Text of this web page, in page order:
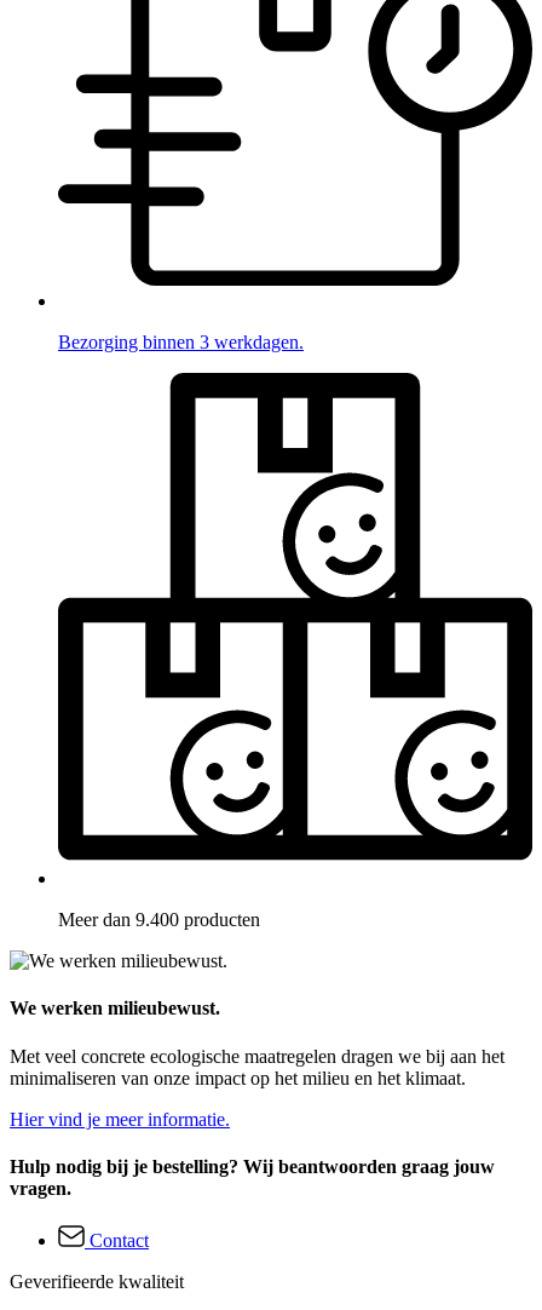
Bezorging binnen 3 werkdagen.
Meer dan 9.400 producten
We werken milieubewust.
Met veel concrete ecologische maatregelen dragen we bij aan het
minimaliseren van onze impact op het milieu en het klimaat.
Hier vind je meer informatie.
Hulp nodig bij je bestelling? Wij beantwoorden graag jouw
vragen.
Contact
Geverifieerde kwaliteit